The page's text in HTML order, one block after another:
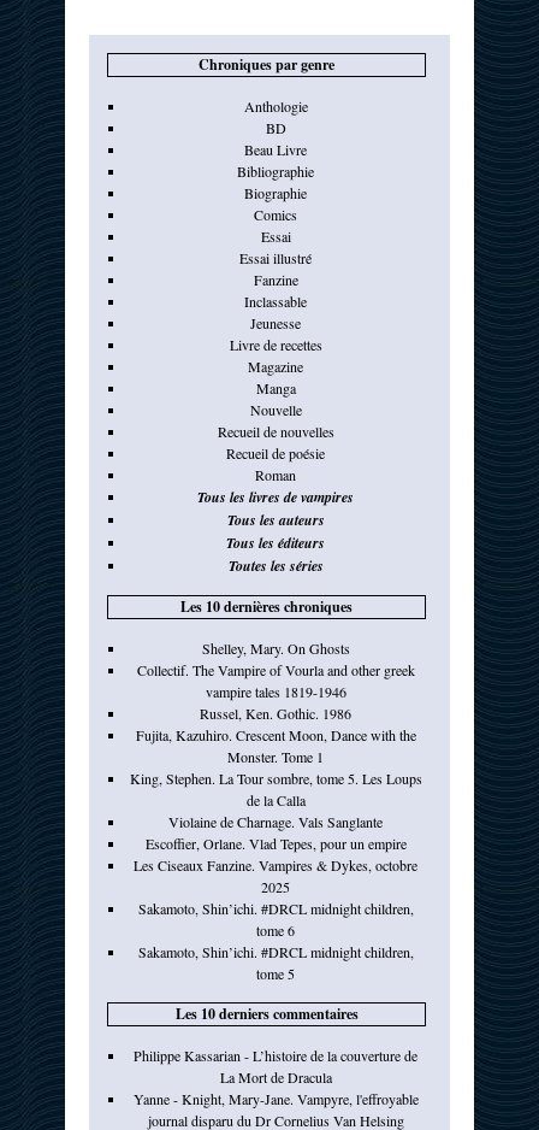
Chroniques par genre
Anthologie
BD
Beau Livre
Bibliographie
Biographie
Comics
Essai
Essai illustré
Fanzine
Inclassable
Jeunesse
Livre de recettes
Magazine
Manga
Nouvelle
Recueil de nouvelles
Recueil de poésie
Roman
Tous les livres de vampires
Tous les auteurs
Tous les éditeurs
Toutes les séries
Les 10 dernières chroniques
Shelley, Mary. On Ghosts
Collectif. The Vampire of Vourla and other greek
vampire tales 1819-1946
Russel, Ken. Gothic. 1986
Fujita, Kazuhiro. Crescent Moon, Dance with the
Monster. Tome 1
King, Stephen. La Tour sombre, tome 5. Les Loups
de la Calla
Violaine de Charnage. Vals Sanglante
Escoffier, Orlane. Vlad Tepes, pour un empire
Les Ciseaux Fanzine. Vampires & Dykes, octobre
2025
Sakamoto, Shin’ichi. #DRCL midnight children,
tome 6
Sakamoto, Shin’ichi. #DRCL midnight children,
tome 5
Les 10 derniers commentaires
Philippe Kassarian - L’histoire de la couverture de
La Mort de Dracula
Yanne - Knight, Mary-Jane. Vampyre, l'effroyable
journal disparu du Dr Cornelius Van Helsing